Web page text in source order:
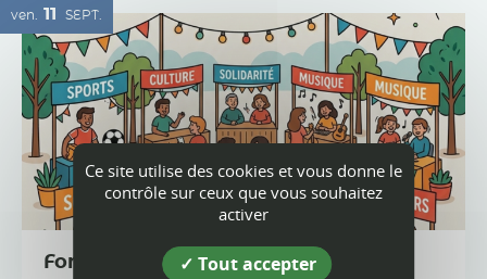
ven. 11 SEPT.
Forum des associations à l'Albenc
Ce site utilise des cookies et vous donne le
contrôle sur ceux que vous souhaitez
activer
Tout accepter